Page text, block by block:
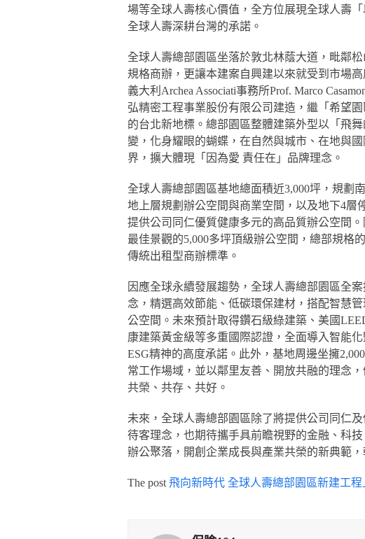
場等全球人壽核心價值，全方位展現全球人壽
全球人壽深耕台灣的承諾。
全球人壽總部園區坐落於敦北林蔭大道，毗鄰
規格商辦，更讓本建案自興建以來就受到市場
義大利Archea Associati事務所Prof. Marco
弘精密工程事業股份有限公司建造，繼「希望
的台北新地標。總部園區整體建築外型以「飛
變，化身耀眼的蝴蝶，在自然與城市、在地與
界，擴大體現「因為愛 責任在」品牌理念。
全球人壽總部園區基地總面積近3,000坪，規劃
地上層規劃辦公空間與商業空間，以及地下4層
提供公司同仁優質健康多元的高品質辦公空間
最佳景觀的5,000多坪頂級辦公空間，總部規格
傳統出租型商辦標準。
因應全球永續發展趨勢，全球人壽總部園區全
念，精選高效節能、低碳環保建材，搭配智慧
公空間。未來預計取得鑽石級綠建築、美國
康建築黃金級等多重國際認證，全面導入智能
ESG精神的高度承諾。此外，基地周邊坐擁
常工作場域，並以鄰里友善、開放共融的理念
共榮、共存、共好。
未來，全球人壽總部園區除了將提供公司同仁
待客理念，也期待攜手具前瞻視野的金融、科
辦公聚落，開創企業成長與產業共榮的新典範
The post 飛向新時代 全球人壽總部園區新建工